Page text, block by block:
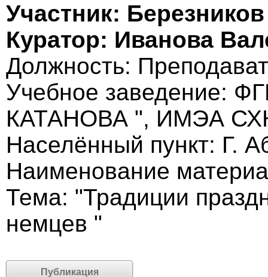
Участник:
Куратор: Иванова
Должность:
Учебное заведение:
КАТАНОВА ", ИМЭА
Населённый пункт: Г.
Наименование
Тема: "Традиции
немцев "
Публикация